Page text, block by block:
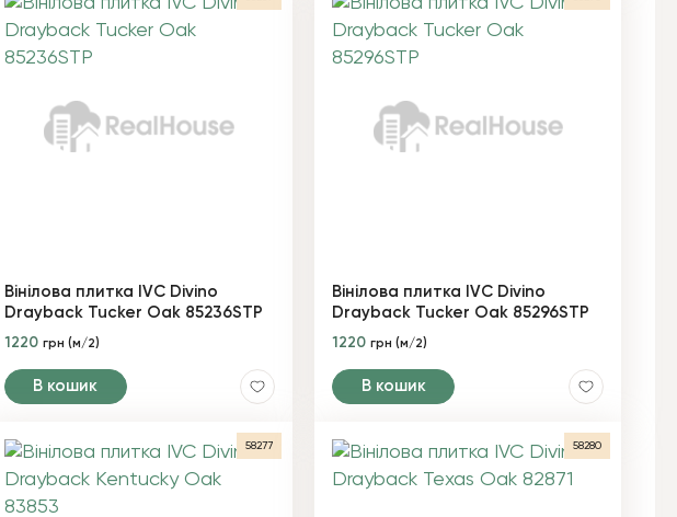
Вінілова плитка IVC Divino
Drayback Tucker Oak 85236STP
1220 грн (м/2)
В кошик
Вінілова плитка IVC Divino
Drayback Tucker Oak 85296STP
1220грн (м/2)
В кошик
58277 58280